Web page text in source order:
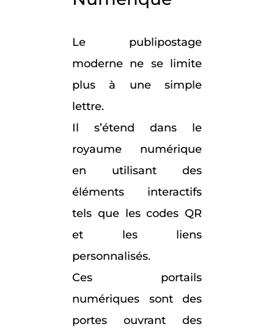
Le publipostage
moderne ne se limite
plus à une simple
lettre.
Il s’étend dans le
royaume numérique
en utilisant des
éléments interactifs
tels que les codes QR
et les liens
personnalisés.
Ces portails
numériques sont des
portes ouvrant des